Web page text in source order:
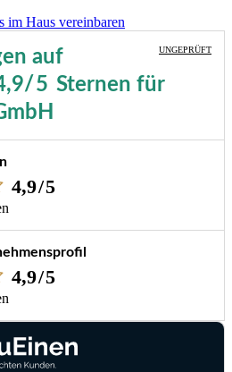
im Haus vereinbaren
UNGEPRÜFT
auf
/5 Sternen für
4,9/5
4,9/5